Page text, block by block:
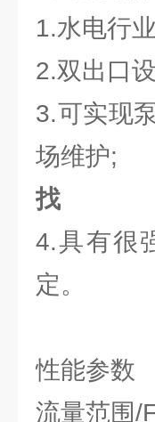
1.水电行
2.双出口
3.可实现
场维护;
找
4.具有很
定。
性能参数
流量范